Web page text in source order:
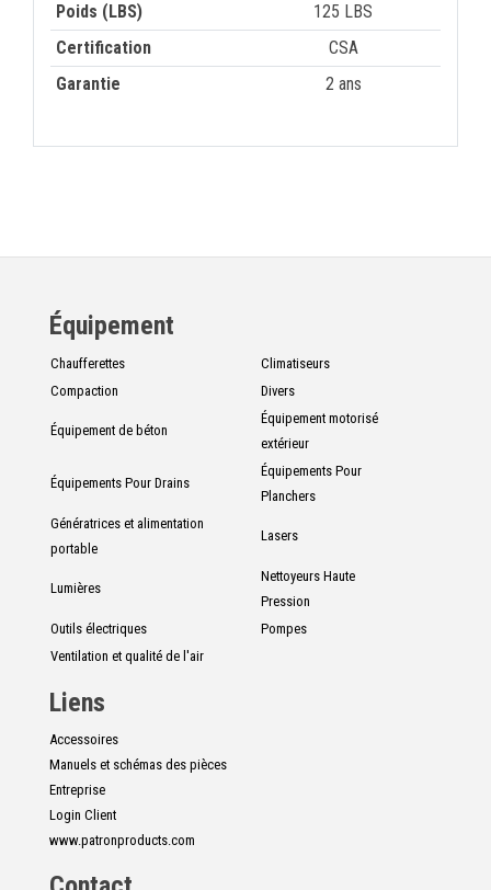
Poids (LBS)
125 LBS
Certification
CSA
Garantie
2 ans
Équipement
Chaufferettes
Climatiseurs
Compaction
Divers
Équipement de béton
Équipement motorisé
extérieur
Équipements Pour Drains
Équipements Pour
Planchers
Génératrices et alimentation
portable
Lasers
Lumières
Nettoyeurs Haute
Pression
Outils électriques
Pompes
Ventilation et qualité de l'air
Liens
Accessoires
Manuels et schémas des pièces
Entreprise
Login Client
www.patronproducts.com